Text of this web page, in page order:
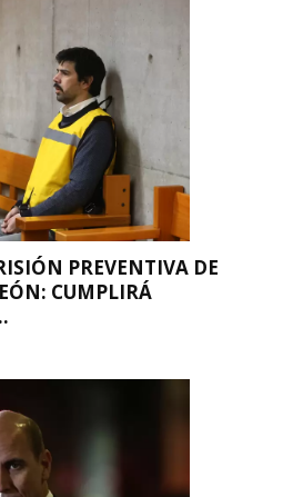
PREVENTIVA DE
CUMPLIRÁ